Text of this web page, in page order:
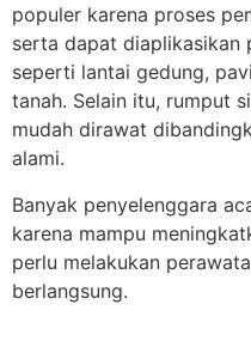
populer karena proses
serta dapat diaplikasikan
seperti lantai gedung,
tanah. Selain itu, rumput
mudah dirawat
alami.
Banyak penyelenggara
karena mampu
perlu melakukan
berlangsung.